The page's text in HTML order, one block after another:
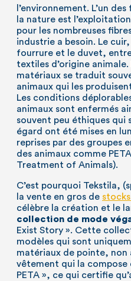
l’environnement. L’un
la nature est
pour les nombreuses
industrie a besoin. Le
fourrure et le duvet,
textiles d’origine
matériaux se traduit
animaux qui les
Les conditions
animaux sont enfermés
souvent peu éthiques qui
égard ont été mises en
reprises par des groupes
des animaux comme
Treatment of Animals).
C’est pourquoi Tekstila,
la vente en gros de
célèbre la création et le
collection de mode
Exist Story ». Cette
modèles qui sont
matériaux de pointe, non
vêtement qui la compose
PETA », ce qui certifie